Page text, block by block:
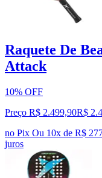
Raquete De
Attack
10% OFF
Preço R$ 2.499,90R$
no Pix Ou 10x de R$
juros